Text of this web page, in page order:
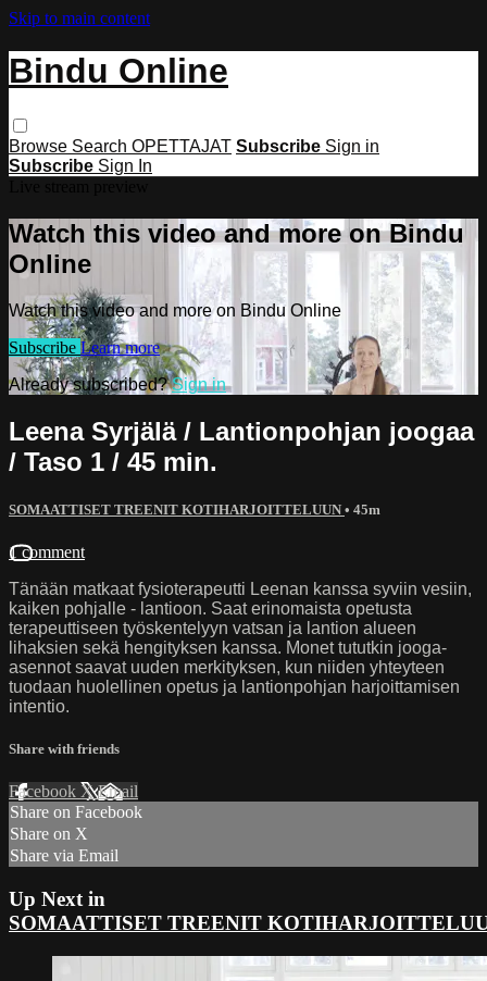
Skip to main content
Bindu Online
Browse Search OPETTAJAT Subscribe Sign in
Subscribe Sign In
Watch this video and more on Bindu
Online
Watch this video and more on Bindu Online
Subscribe Learn more
Already subscribed?Sign in
Leena Syrjälä / Lantionpohjan joogaa
/ Taso 1 / 45 min.
SOMAATTISET TREENIT KOTIHARJOITTELUUN • 45m
1 comment
Tänään matkaat fysioterapeutti Leenan kanssa syviin vesiin,
kaiken pohjalle - lantioon. Saat erinomaista opetusta
terapeuttiseen työskentelyyn vatsan ja lantion alueen
lihaksien sekä hengityksen kanssa. Monet tututkin jooga-
asennot saavat uuden merkityksen, kun niiden yhteyteen
tuodaan huolellinen opetus ja lantionpohjan harjoittamisen
intentio.
Share with friends
Facebook XEmail
Share on Facebook
Share on X
Share via Email
Up Next in
SOMAATTISET TREENIT